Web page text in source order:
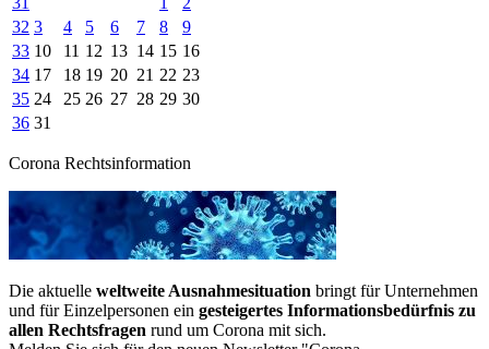
32 3 4 5 6 7 8
9
33 10 11 12 13 14 15 16
34 17 18 19 20 21 22 23
35 24 25 26 27 28 29 30
36 31
Corona Rechtsinformation
Die aktuelle weltweite Ausnahmesituation bringt für Unternehmen
und für Einzelpersonen ein gesteigertes Informationsbedürfnis zu
allen Rechtsfragen rund um Corona mit sich.